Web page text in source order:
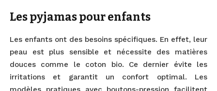
Les pyjamas pour enfants
Les enfants ont des besoins spécifiques. En effet, leur
peau est plus sensible et nécessite des matières
douces comme le coton bio. Ce dernier évite les
irritations et garantit un confort optimal. Les